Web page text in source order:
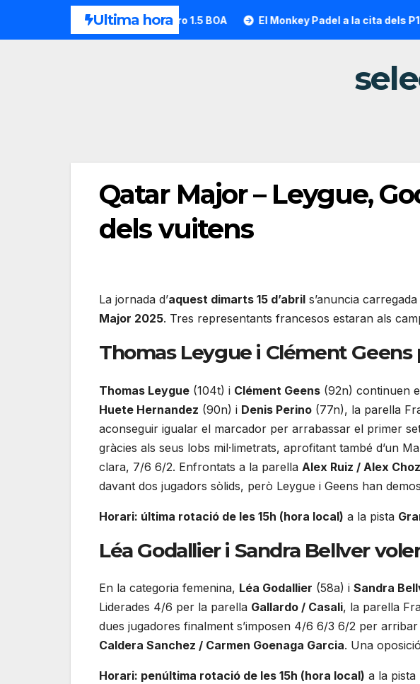
Ultima hora
HEAD desvela la Motion Pro 1.5 BOA El Monkey Padel a la cita dels P1000
Qatar Major – Leygue,
dels vuitens
La jornada d’aquest dimarts 15 d’abril s’anuncia
Major 2025. Tres representants francesos estaran als
Thomas Leygue i Clément Geens
Thomas Leygue (104t) i Clément Geens (92n) continuen
Huete Hernandez (90n) i Denis Perino (77n), la parella
aconseguir igualar el marcador per arrabassar el primer
gràcies als seus lobs mil·limetrats, aprofitant també d’un
clara, 7/6 6/2. Enfrontats a la parella Alex Ruiz / Alex
davant dos jugadors sòlids, però Leygue i Geens han
Horari: última rotació de les 15h (hora local) a la pista
Léa Godallier i Sandra Bellver
En la categoria femenina, Léa Godallier (58a) i Sandra
Liderades 4/6 per la parella Gallardo / Casali, la parella
dues jugadores finalment s’imposen 4/6 6/3 6/2 per
Caldera Sanchez / Carmen Goenaga Garcia. Una
Horari: penúltima rotació de les 15h (hora local) a la pista